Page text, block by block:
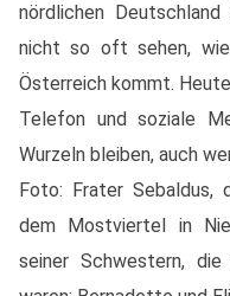
nördlichen
nicht so oft sehen,
Österreich kommt.
Telefon und soziale
Wurzeln bleiben, auch
Foto: Frater Sebaldus,
dem Mostviertel in
seiner Schwestern,